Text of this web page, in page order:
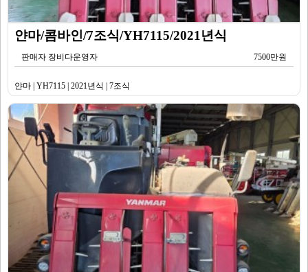
얀마/콤바인/7조식/YH7115/2021년식
판매자 장비다운영자 7500만원
얀마 | YH7115 | 2021년식 | 7조식